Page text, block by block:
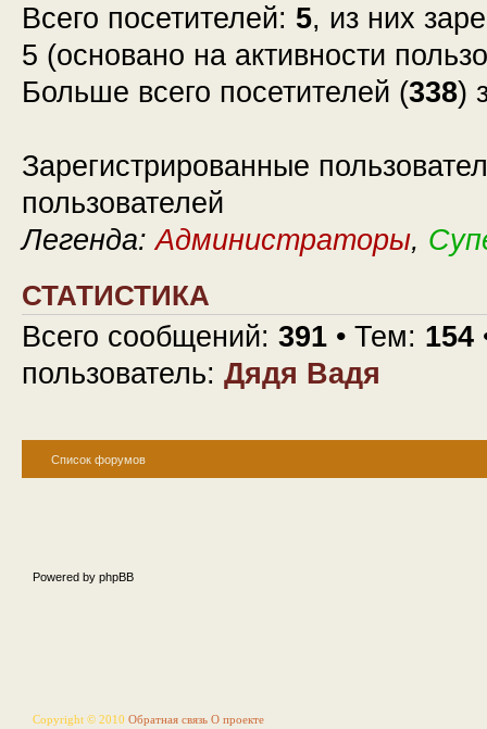
Всего посетителей: 5, из них
5 (основано на активности
Больше всего посетителей (338)
Зарегистрированные
пользователей
Легенда:Администраторы,
СТАТИСТИКА
Всего сообщений: 391 • Тем: 154
пользователь: Дядя Вадя
Список форумов
Powered by phpBB
Copyright © 2010 Обратная связь О проекте